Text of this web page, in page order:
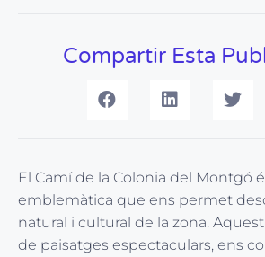
Compartir Esta
El Camí de la Colonia del Montgó
emblemàtica que ens permet
natural i cultural de la zona.
de paisatges espectaculars, ens